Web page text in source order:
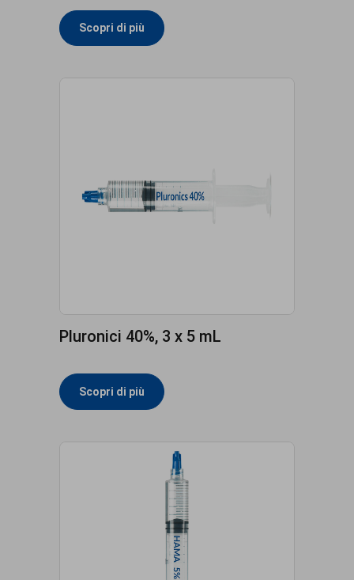
Scopri di più
Pluronici 40%, 3 x 5 mL
Scopri di più